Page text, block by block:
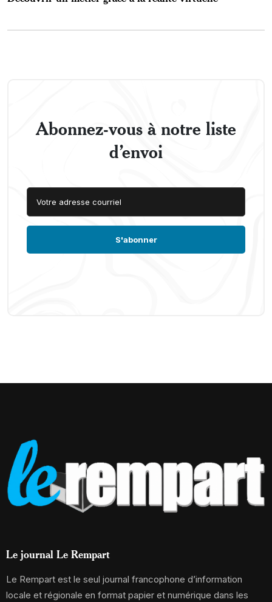
Abonnez-vous à notre liste
d’envoi
Le journal Le Rempart
Le Rempart est le seul journal francophone d’information
locale et régionale en format papier et numérique dans les